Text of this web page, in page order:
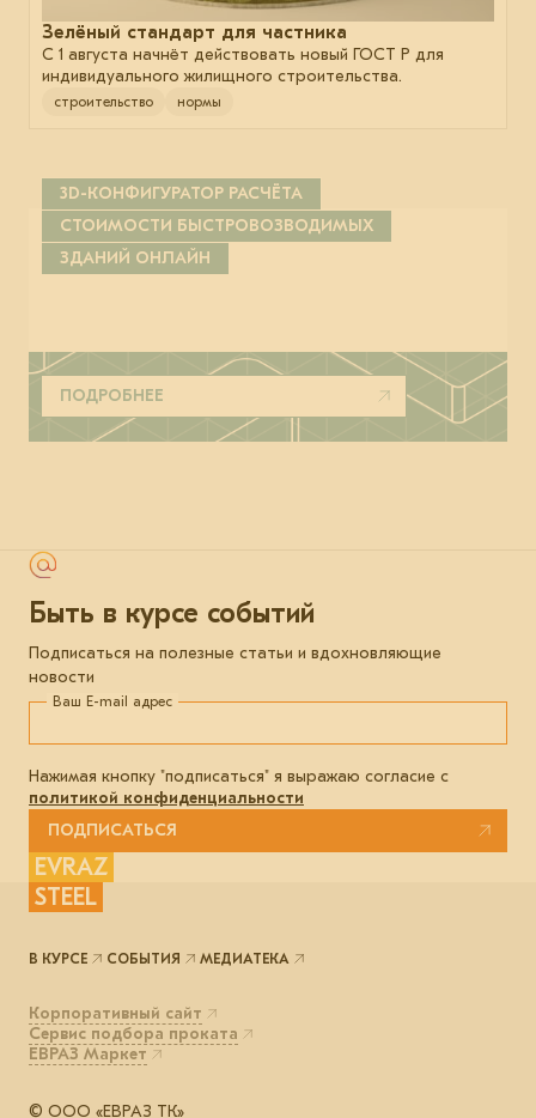
Зелёный стандарт для частника
С 1 августа начнёт действовать новый ГОСТ Р для
индивидуального жилищного строительства.
строительство нормы
3D-КОНФИГУРАТОР РАСЧЁТА
СТОИМОСТИ БЫСТРОВОЗВОДИМЫХ
ЗДАНИЙ ОНЛАЙН
ПОДРОБНЕЕ
Быть в курсе событий
Подписаться на полезные статьи и вдохновляющие
новости
Ваш E-mail адрес
Нажимая кнопку "подписаться" я выражаю согласие с
политикой конфиденциальности
ПОДПИСАТЬСЯ
EVRAZ
STEEL
© ООО «ЕВРАЗ ТК»
Корпоративный сайт
Сервис подбора проката
ЕВРАЗ Маркет
В КУРСЕ СОБЫТИЯ МЕДИАТЕКА